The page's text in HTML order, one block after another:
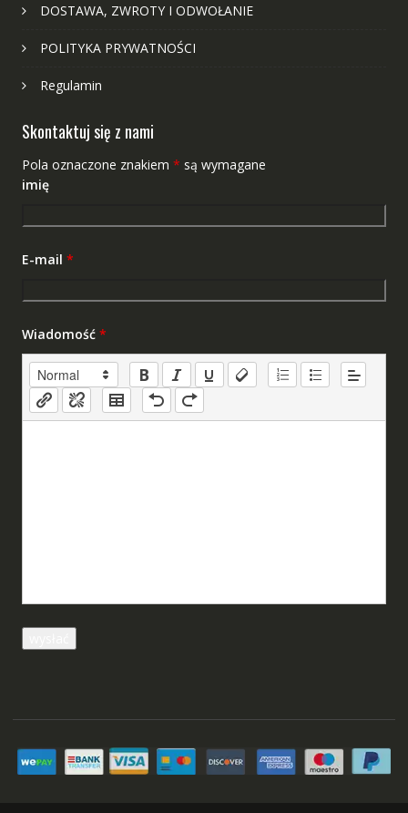
DOSTAWA, ZWROTY I ODWOŁANIE
POLITYKA PRYWATNOŚCI
Regulamin
Skontaktuj się z nami
Pola oznaczone znakiem * są wymagane
imię
E-mail *
Wiadomość *